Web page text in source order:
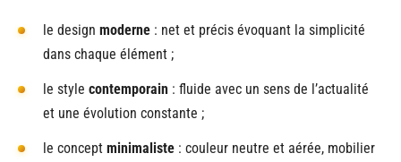
le design moderne : net et précis évoquant la simplicité
dans chaque élément ;
le style contemporain : fluide avec un sens de l’actualité
et une évolution constante ;
le concept minimaliste : couleur neutre et aérée, mobilier